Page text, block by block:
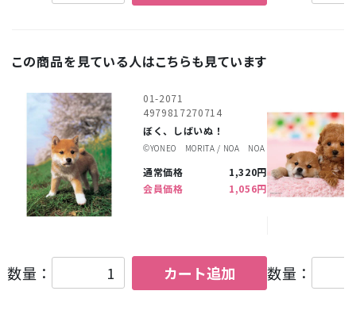
この商品を見ている人はこちらも見ています
01-2071
4979817270714
ぼく、しばいぬ！
©︎YONEO MORITA / NOA NOA
通常価格
1,320円
会員価格
1,056円
数量： カート追加 数量：